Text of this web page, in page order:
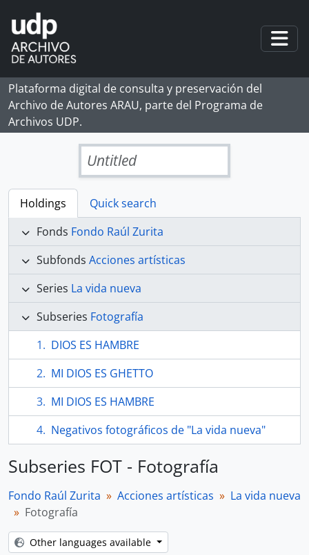
Skip to main content
Plataforma digital de consulta y preservación del
Archivo de Autores ARAU, parte del Programa de
Archivos UDP.
Untitled
Holdings
Quick search
Fonds Fondo Raúl Zurita
Subfonds Acciones artísticas
Series La vida nueva
Subseries Fotografía
DIOS ES HAMBRE
MI DIOS ES GHETTO
MI DIOS ES HAMBRE
Negativos fotográficos de "La vida nueva"
Subseries FOT - Fotografía
Fondo Raúl Zurita Acciones artísticas
La vida nueva
Fotografía
Other languages available